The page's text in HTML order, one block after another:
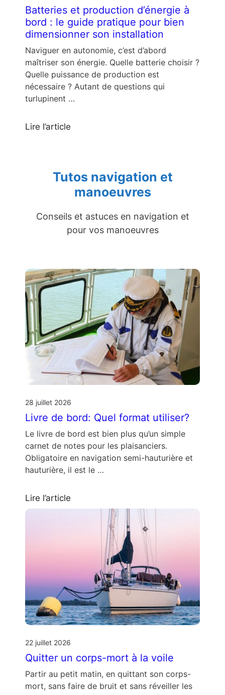
Batteries et production d’énergie à
bord : le guide pratique pour bien
dimensionner son installation
Naviguer en autonomie, c’est d’abord
maîtriser son énergie. Quelle batterie choisir ?
Quelle puissance de production est
nécessaire ? Autant de questions qui
turlupinent …
Lire l’article
Tutos navigation et
manoeuvres
Conseils et astuces en navigation et
pour vos manoeuvres
28 juillet 2026
Livre de bord: Quel format utiliser?
Le livre de bord est bien plus qu’un simple
carnet de notes pour les plaisanciers.
Obligatoire en navigation semi-hauturière et
hauturière, il est le …
Lire l’article
22 juillet 2026
Quitter un corps-mort à la voile
Partir au petit matin, en quittant son corps-
mort, sans faire de bruit et sans réveiller les